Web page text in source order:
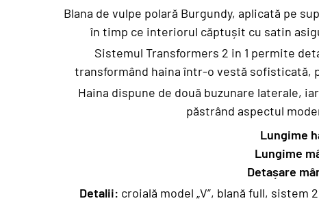
Blana de vulpe polară Burgundy, aplicată pe
în timp ce interiorul căptușit cu satin
Sistemul Transformers 2 in 1 permite
transformând haina într-o vestă
Haina dispune de două buzunare laterale,
păstrând aspectul
Lungime
Lungime
Detașare
Detalii: croială model „V”, blană full, sistem